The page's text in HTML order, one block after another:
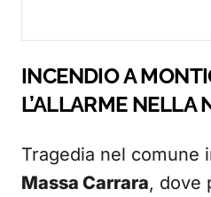
INCENDIO A
L’ALLARME NELLA
Tragedia nel comune
Massa Carrara, dove